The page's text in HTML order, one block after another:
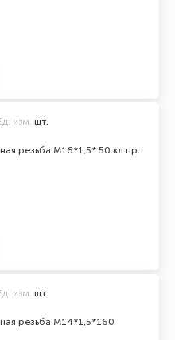
резьба M16*1,5* 50 кл.пр.
изм. шт.
резьба M14*1,5*160
изм. шт.